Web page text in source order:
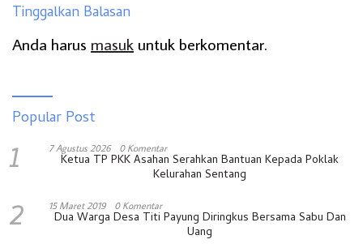
Tinggalkan Balasan
Anda harus masuk untuk berkomentar.
Popular Post
1 7 Agustus 2026 0 Komentar
Ketua TP PKK Asahan Serahkan Bantuan Kepada Poklak
Kelurahan Sentang
2 15 Maret 2019 0 Komentar
Dua Warga Desa Titi Payung Diringkus Bersama Sabu Dan
Uang